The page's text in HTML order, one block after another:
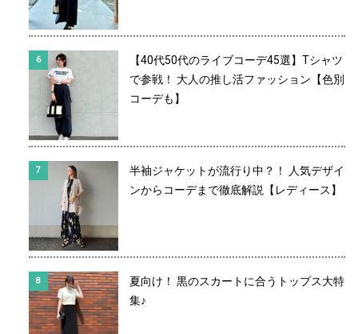
【40代50代のライブコーデ45選】Tシャツ
で参戦！ 大人の推し活ファッション【色別
コーデも】
半袖ジャケットが流行り中？！ 人気デザイ
ンからコーデまで徹底解説【レディース】
夏向け！ 黒のスカートに合うトップス大特
集♪